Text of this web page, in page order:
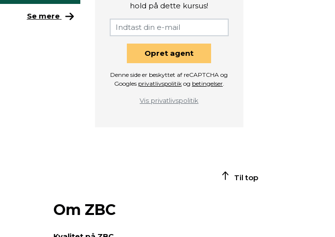
Se mere
hold på dette kursus!
Opret agent
Denne side er beskyttet af reCAPTCHA og
Googles privatlivspolitikog betingelser.
Vis privatlivspolitik
Til top
Om ZBC